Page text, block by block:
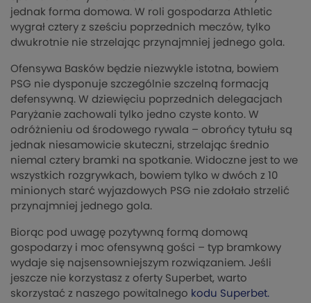
jednak forma domowa. W roli gospodarza Athletic
wygrał cztery z sześciu poprzednich meczów, tylko
dwukrotnie nie strzelając przynajmniej jednego gola.
Ofensywa Basków będzie niezwykle istotna, bowiem
PSG nie dysponuje szczególnie szczelną formacją
defensywną. W dziewięciu poprzednich delegacjach
Paryżanie zachowali tylko jedno czyste konto. W
odróżnieniu od środowego rywala – obrońcy tytułu są
jednak niesamowicie skuteczni, strzelając średnio
niemal cztery bramki na spotkanie. Widoczne jest to we
wszystkich rozgrywkach, bowiem tylko w dwóch z 10
minionych starć wyjazdowych PSG nie zdołało strzelić
przynajmniej jednego gola.
Biorąc pod uwagę pozytywną formą domową
gospodarzy i moc ofensywną gości – typ bramkowy
wydaje się najsensowniejszym rozwiązaniem. Jeśli
jeszcze nie korzystasz z oferty Superbet, warto
skorzystać z naszego powitalnego kodu Superbet.